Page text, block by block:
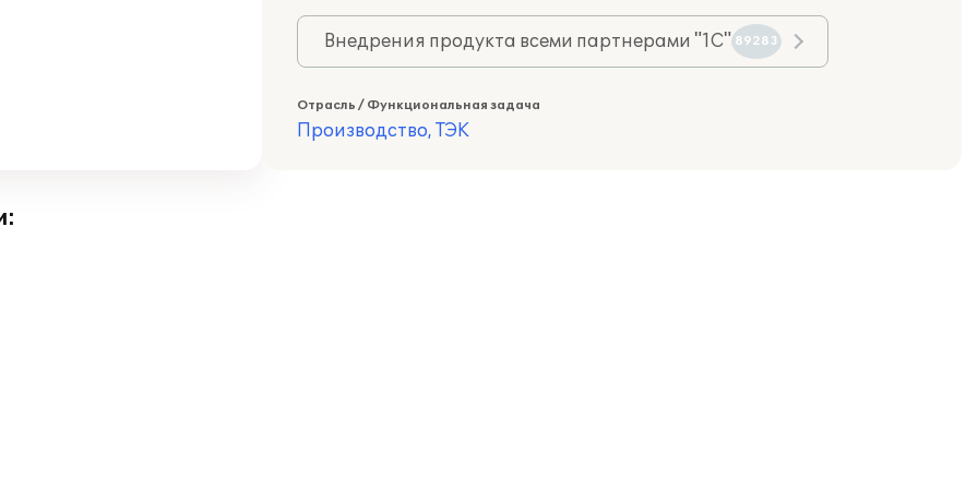
Внедрения продукта всеми партнерами "1С" 89283
Отрасль / Функциональная задача
Производство, ТЭК